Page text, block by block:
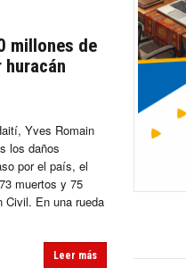
millones de
Yves Romain
los daños
por el país, el
muertos y 75
Civil. En una rueda
Leer más